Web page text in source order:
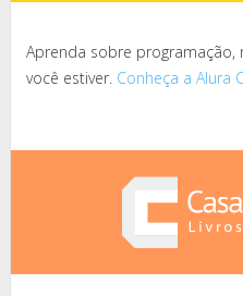
Aprenda sobre
você estiver. Conheça a Alura